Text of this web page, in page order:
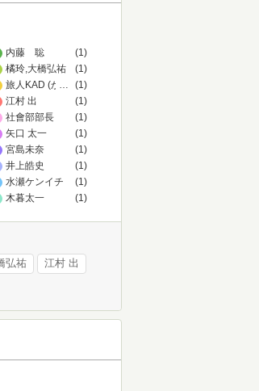
内藤 聡
(1)
橘玲,大橋弘祐
(1)
旅人KAD (かど)
(1)
…
江村 出
(1)
社會部部長
(1)
矢口 太一
(1)
宮島未奈
(1)
井上皓史
(1)
水瀬ケンイチ
(1)
木暮太一
(1)
弘祐 江村 出